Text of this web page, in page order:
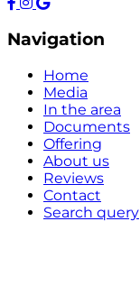
Navigation
Home
Media
In the area
Documents
Offering
About us
Reviews
Contact
Search query